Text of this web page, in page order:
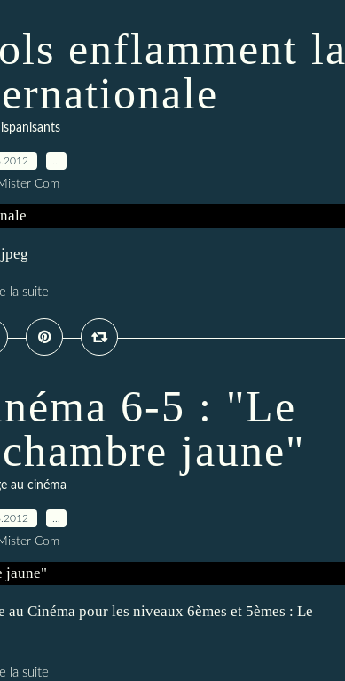
enflamment la
Com
la suite
6-5 : "Le
jaune"
au cinéma
Com
Cinéma pour les niveaux 6èmes et 5èmes : Le
la suite